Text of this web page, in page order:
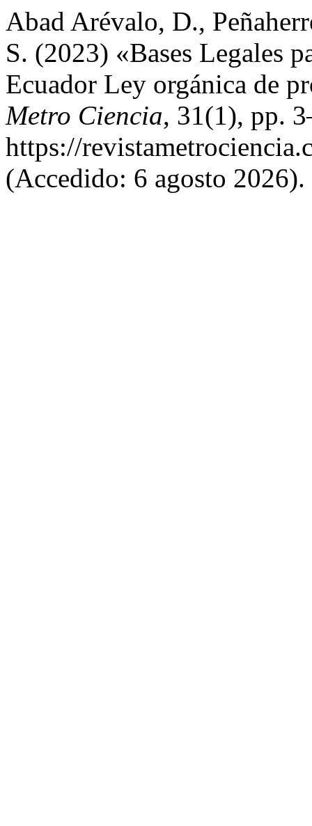
Abad Arévalo, D.,
S. (2023) «Bases Legales
Ecuador Ley orgánica de
Metro Ciencia, 31(1), pp.
https://
(Accedido: 6 agosto 2026).